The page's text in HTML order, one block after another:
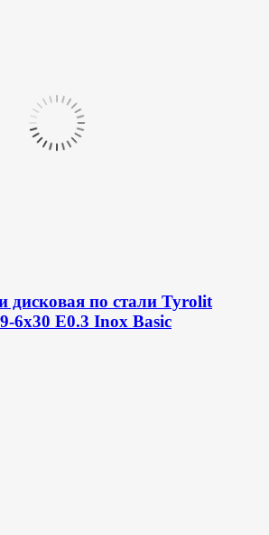
дисковая по стали Tyrolit
6х30 E0.3 Inox Basic